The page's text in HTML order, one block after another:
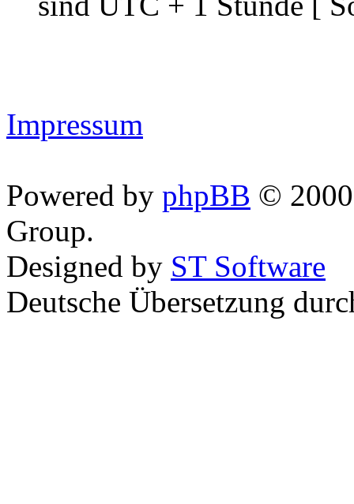
Impressum
Powered by phpBB ©
Group.
Designed by ST Software
Deutsche Übersetzung